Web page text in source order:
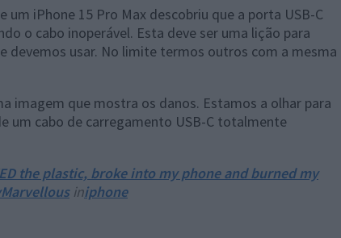
iPhone 15 Pro Max descobriu que a porta USB-C
o cabo inoperável. Esta deve ser uma lição para
devemos usar. No limite termos outros com a mesma
imagem que mostra os danos. Estamos a olhar para
um cabo de carregamento USB-C totalmente
the plastic, broke into my phone and burned my
iniphone